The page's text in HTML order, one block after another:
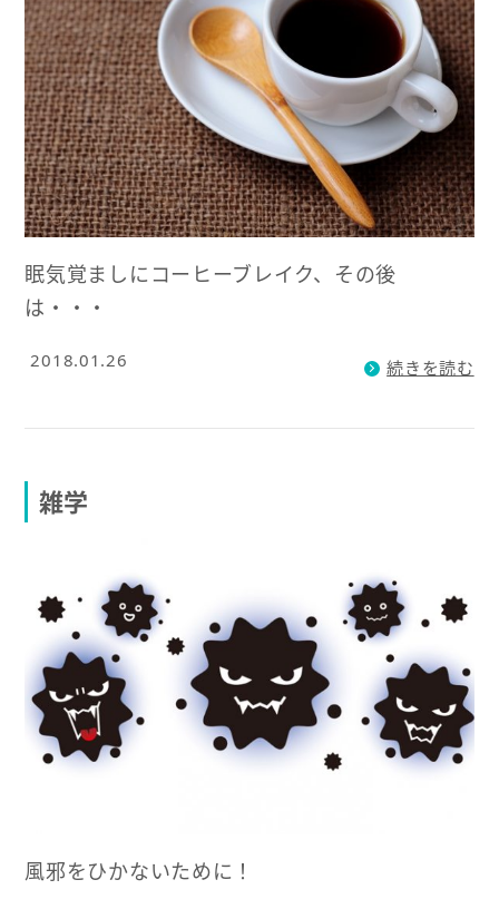
眠気覚ましにコーヒーブレイク、その後
は・・・
2018.01.26 続きを読む
雑学
風邪をひかないために！